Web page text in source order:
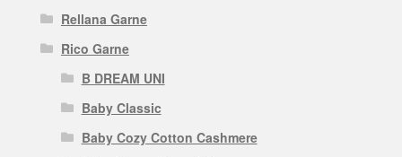
Rellana Garne
Rico Garne
B DREAM UNI
Baby Classic
Baby Cozy Cotton Cashmere